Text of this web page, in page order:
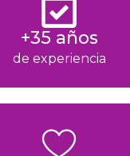
+35 años
de experiencia